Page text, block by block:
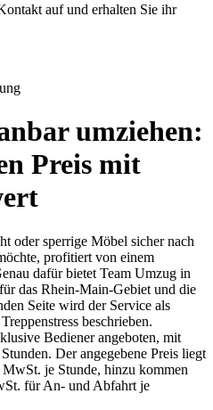
auf und erhalten Sie ihr
umziehen:
Preis mit
oder sperrige Möbel sicher nach
profitiert von einem
dafür bietet Team Umzug in
das Rhein-Main-Gebiet und die
Seite wird der Service als
beschrieben.
Bediener angeboten, mit
Der angegebene Preis liegt
je Stunde, hinzu kommen
für An- und Abfahrt je